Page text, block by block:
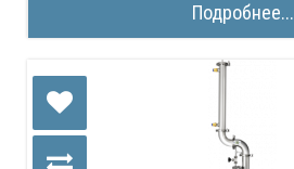
Подробнее...